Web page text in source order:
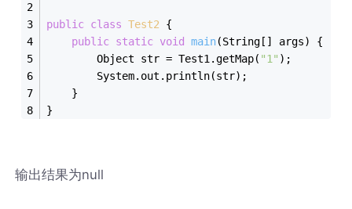
public class Test2
{
public static void main(String[] args)
{
		Object str = Test1.getMap(
"1" );
		System.out.println(str);
	}
}
输出结果为null